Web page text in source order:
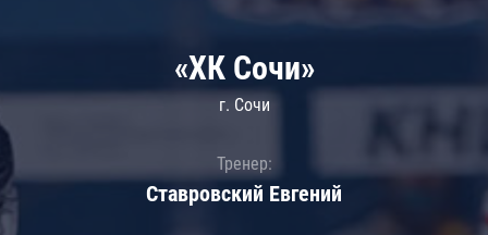
«ХК Сочи»
г. Сочи
Тренер:
Ставровский Евгений